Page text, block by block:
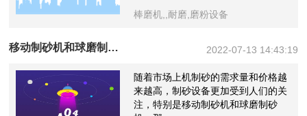
棒磨机,,耐磨,磨粉设备
移动制砂机和球磨制砂机哪个更好 2022-07-13 14:43:19
随着市场上机制砂的需求量和价格越
来越高，制砂设备更加受到人们的关
注，特别是移动制砂机和球磨制砂